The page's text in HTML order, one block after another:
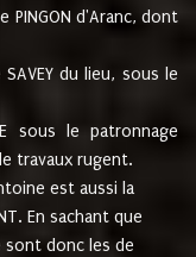
PINGON d'Aranc, dont
du lieu, sous le
sous le patronnage
travaux rugent.
est aussi la
En sachant que
donc les de